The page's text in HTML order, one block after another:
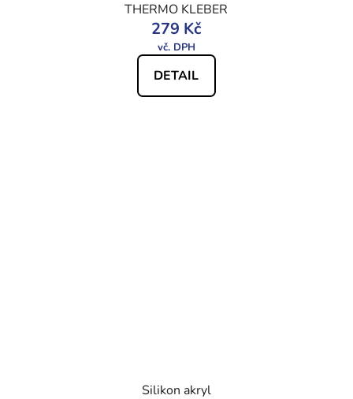
THERMO KLEBER
279 Kč
DETAIL
Silikon akryl